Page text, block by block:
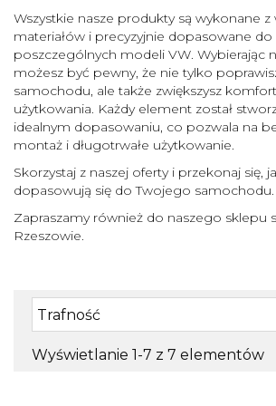
Wszystkie nasze produkty są wykonane z
materiałów i precyzyjnie dopasowane do
poszczególnych modeli VW. Wybierając
możesz być pewny, że nie tylko
samochodu, ale także zwiększysz
użytkowania. Każdy element został
idealnym dopasowaniu, co pozwala na
montaż i długotrwałe użytkowanie.
Skorzystaj z naszej oferty i przekonaj się,
dopasowują się do Twojego samochodu.
Zapraszamy również do naszego sklepu
Rzeszowie.
Trafność
Wyświetlanie 1-7 z 7 elementów